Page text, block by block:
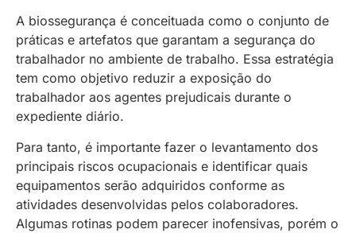
A biossegurança é conceituada como o conjunto de
práticas e artefatos que garantam a segurança do
trabalhador no ambiente de trabalho. Essa estratégia
tem como objetivo reduzir a exposição do
trabalhador aos agentes prejudicais durante o
expediente diário.
Para tanto, é importante fazer o levantamento dos
principais riscos ocupacionais e identificar quais
equipamentos serão adquiridos conforme as
atividades desenvolvidas pelos colaboradores.
Algumas rotinas podem parecer inofensivas, porém o